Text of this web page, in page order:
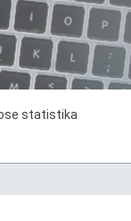
statistika